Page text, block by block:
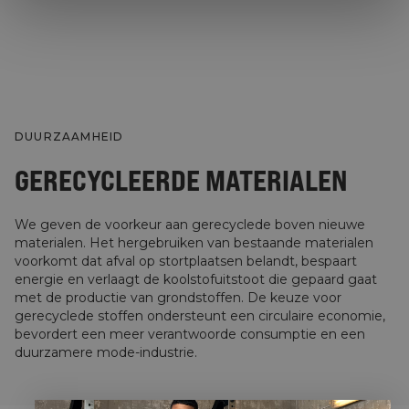
DUURZAAMHEID
GERECYCLEERDE MATERIALEN
We geven de voorkeur aan gerecyclede boven nieuwe
materialen. Het hergebruiken van bestaande materialen
voorkomt dat afval op stortplaatsen belandt, bespaart
energie en verlaagt de koolstofuitstoot die gepaard gaat
met de productie van grondstoffen. De keuze voor
gerecyclede stoffen ondersteunt een circulaire economie,
bevordert een meer verantwoorde consumptie en een
duurzamere mode-industrie.